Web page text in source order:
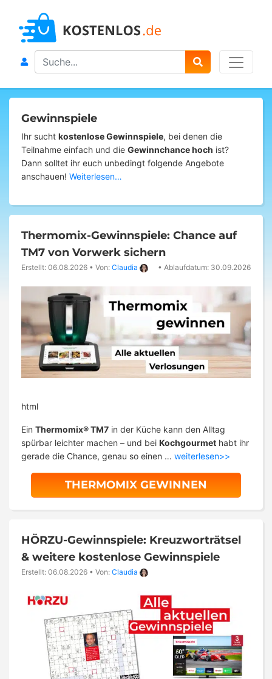
Search
Gewinnspiele
Ihr sucht kostenlose Gewinnspiele, bei denen die
Teilnahme einfach und die Gewinnchance hoch ist?
Dann solltet ihr euch unbedingt folgende Angebote
anschauen! Weiterlesen…
Thermomix-Gewinnspiele: Chance auf
TM7 von Vorwerk sichern
Erstellt: 06.08.2026 • Von: Claudia • Ablaufdatum: 30.09.2026
html
Ein Thermomix® TM7 in der Küche kann den Alltag
spürbar leichter machen – und bei Kochgourmet habt ihr
gerade die Chance, genau so einen … weiterlesen>>
THERMOMIX GEWINNEN
HÖRZU-Gewinnspiele: Kreuzworträtsel
& weitere kostenlose Gewinnspiele
Erstellt: 06.08.2026 • Von: Claudia